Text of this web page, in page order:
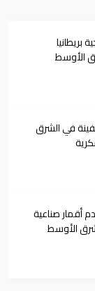
بريطانيا
الأوسط
لدينا 20 سفينة في الشرق
أقمار صناعية
الأوسط